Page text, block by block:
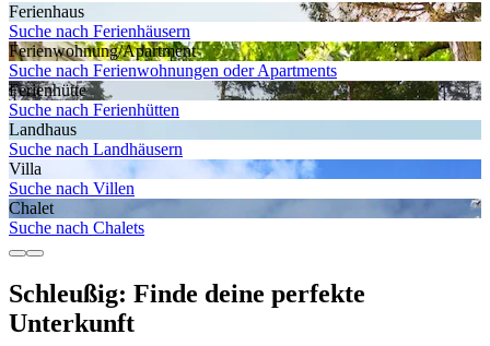
Ferienhaus
Suche nach Ferienhäusern
Ferienwohnung/Apartment
Suche nach Ferienwohnungen oder Apartments
Ferienhütte
Suche nach Ferienhütten
Landhaus
Suche nach Landhäusern
Villa
Suche nach Villen
Chalet
Suche nach Chalets
Schleußig: Finde deine perfekte
Unterkunft